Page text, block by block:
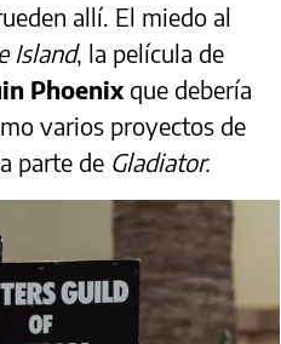
allí. El miedo al
Island, la película de
Phoenix que debería
varios proyectos de
parte de Gladiator.